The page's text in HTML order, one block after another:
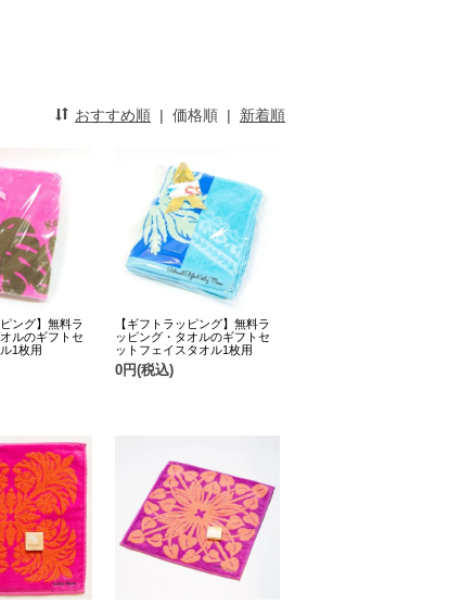
おすすめ順 | 価格順 | 新着順
ング】無料ラ
ルのギフトセ
1枚用
【ギフトラッピング】無料ラ
ッピング・タオルのギフトセ
ットフェイスタオル1枚用
0円(税込)